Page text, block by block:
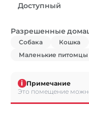
Доступный
Разрешенные
Собака Кошка
Маленькие питомцы
i Примечание
Это помещение